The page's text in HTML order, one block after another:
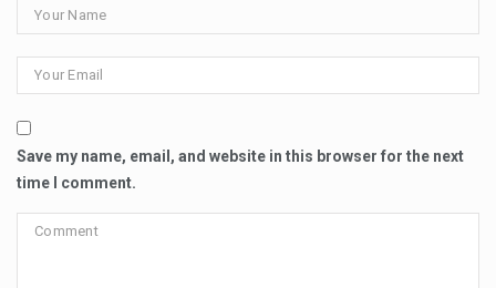
Save my name, email, and website in this browser for the next
time I comment.